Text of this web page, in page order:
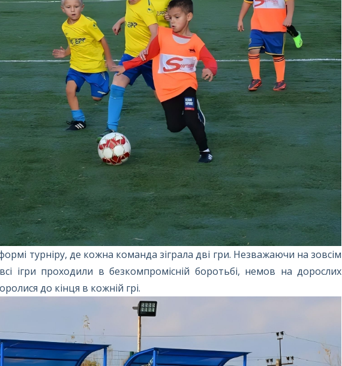
турніру, де кожна команда зіграла дві гри. Незважаючи на зовсім
ігри проходили в безкомпромісній боротьбі, немов на дорослих
до кінця в кожній грі.